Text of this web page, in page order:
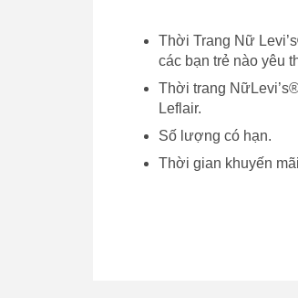
Thời Trang Nữ
các bạn trẻ nào yêu
Thời trang
Leflair.
Số lượng có hạn.
Thời gian khuyến